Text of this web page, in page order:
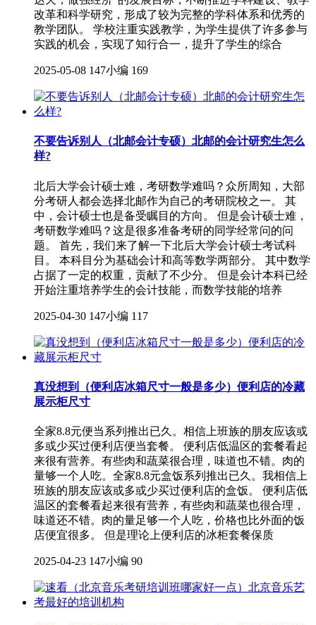
改革和科学研究，形成了较为完整的学科体系和优秀的
教学团队。 学校注重实践教学，为学生提供了许多参与
实践的机会，实现了知行合一，提升了学生的综合
2025-05-08 147小编 169
不要告诉别人（北邮会计专硕）北邮的会计研究生怎么
样?
北后大学会计硕士难，考研数学难吗？众所周知，大部
分考研人都会选择北邮作为自己的考研院校之一。 其
中，会计硕士也是备受瞩目的方向。 但是会计硕士难，
考研数学难吗？这是很多准备考研的同学经常问的问
题。 首先，我们来了解一下北后大学会计硕士考试科
目。 本科目分为基础会计和高等数学两部分。 其中数学
占据了一定的权重，贡献了不少分。 但是会计本科已经
开始注重培养学生的会计技能，而数学技能的培养
2025-04-30 147小编 117
真没想到（便利店冰箱尺寸一般是多少）便利店的冷藏
展示柜尺寸
全家8.8元便当系列推出已久。相信上班族的朋友应该或
多或少买过便利店便当套餐。 便利店低温区的套餐看起
来很有营养。有些肉和蔬菜很合理，味道也不错。肉的
量够一个人吃。全家8.8元盒饭系列推出已久。我相信上
班族的朋友应该或多或少买过便利店的盒饭。 便利店低
温区的套餐看起来很有营养，有些肉和蔬菜也很合理，
味道还不错。肉的量足够一个人吃，价格也比外面的饭
店便宜很多。 但是理论上便利店的冰柜套餐保质
2025-04-23 147小编 90